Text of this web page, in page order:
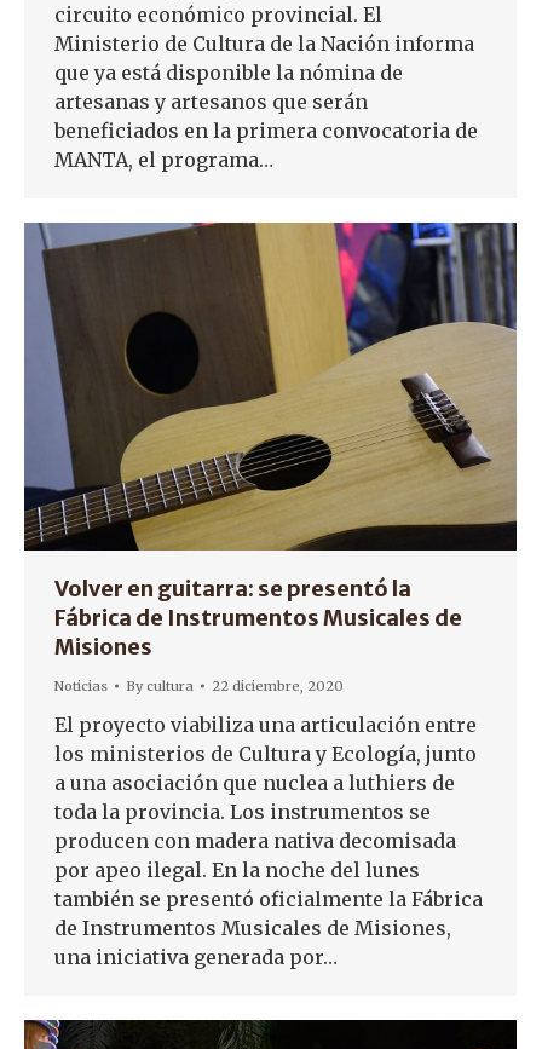
circuito económico provincial. El
Ministerio de Cultura de la Nación informa
que ya está disponible la nómina de
artesanas y artesanos que serán
beneficiados en la primera convocatoria de
MANTA, el programa…
Volver en guitarra: se presentó la
Fábrica de Instrumentos Musicales de
Misiones
Noticias Bycultura 22 diciembre, 2020
El proyecto viabiliza una articulación entre
los ministerios de Cultura y Ecología, junto
a una asociación que nuclea a luthiers de
toda la provincia. Los instrumentos se
producen con madera nativa decomisada
por apeo ilegal. En la noche del lunes
también se presentó oficialmente la Fábrica
de Instrumentos Musicales de Misiones,
una iniciativa generada por…